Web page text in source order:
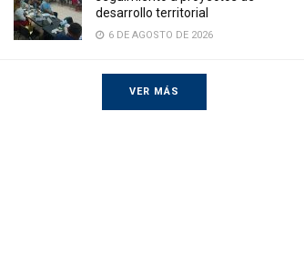
desarrollo territorial
6 DE AGOSTO DE 2026
VER MÁS